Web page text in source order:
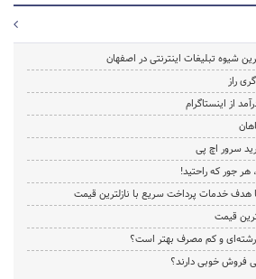
شیوه تبلیغات اینترنتی در اصفهان
راز
از اینستاگرام
هر جور که راحتید!
هدف خدمات پرداخت سریع با نازلترین قیمت
ترین قیمت
و کم مصرف بهتر است؟
فروش خوبی دارند؟